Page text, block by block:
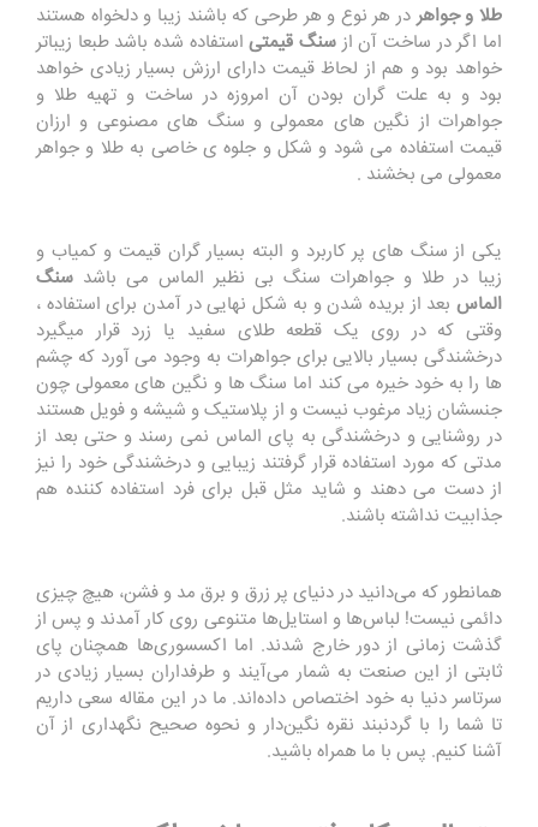
طلا و جواهر در هر نوع و هر طرحی که باشند زیبا و دلخواه هستند
اما اگر در ساخت آن از سنگ قیمتیاستفاده شده باشد طبعا زیباتر
خواهد بود و هم از لحاظ قیمت دارای ارزش بسیار زیادی خواهد
بود و به علت گران بودن آن امروزه در ساخت و تهیه طلا و
جواهرات از نگین های معمولی و سنگ های مصنوعی و ارزان
قیمت استفاده می شود و شکل و جلوه ی خاصی به طلا و جواهر
معمولی می بخشند .
یکی از سنگ های پر کاربرد و البته بسیار گران قیمت و کمیاب و
زیبا در طلا و جواهرات سنگ بی نظیر الماس می باشد سنگ
الماس بعد از بریده شدن و به شکل نهایی در آمدن برای استفاده ،
وقتی که در روی یک قطعه طلای سفید یا زرد قرار میگیرد
درخشندگی بسیار بالایی برای جواهرات به وجود می آورد که چشم
ها را به خود خیره می کند اما سنگ ها و نگین های معمولی چون
جنسشان زیاد مرغوب نیست و از پلاستیک و شیشه و فویل هستند
در روشنایی و درخشندگی به پای الماس نمی رسند و حتی بعد از
مدتی که مورد استفاده قرار گرفتند زیبایی و درخشندگی خود را نیز
از دست می دهند و شاید مثل قبل برای فرد استفاده کننده هم
جذابیت نداشته باشند.
همانطور که می‌دانید در دنیای پر زرق و برق مد و فشن، هیچ چیزی
دائمی نیست! لباس‌ها و استایل‌ها متنوعی روی کار آمدند و پس از
گذشت زمانی از دور خارج شدند. اما اکسسوری‌ها همچنان پای
ثابتی از این صنعت به شمار می‌آیند و طرفداران بسیار زیادی در
سرتاسر دنیا به خود اختصاص داده‌اند. ما در این مقاله سعی داریم
تا شما را با گردنبند نقره نگین‌دار و نحوه صحیح نگهداری از آن
آشنا کنیم. پس با ما همراه باشید.